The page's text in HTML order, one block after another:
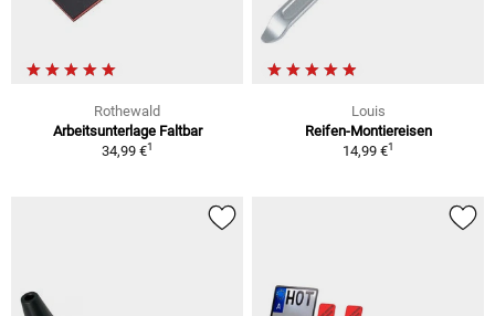
Rothewald
Arbeitsunterlage Faltbar
34,99 €1
Louis
Reifen-Montiereisen
14,99 €1